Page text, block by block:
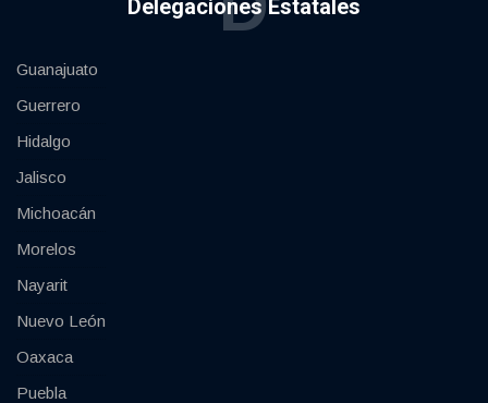
Delegaciones Estatales
Guanajuato
Guerrero
Hidalgo
Jalisco
Michoacán
Morelos
Nayarit
Nuevo León
Oaxaca
Puebla